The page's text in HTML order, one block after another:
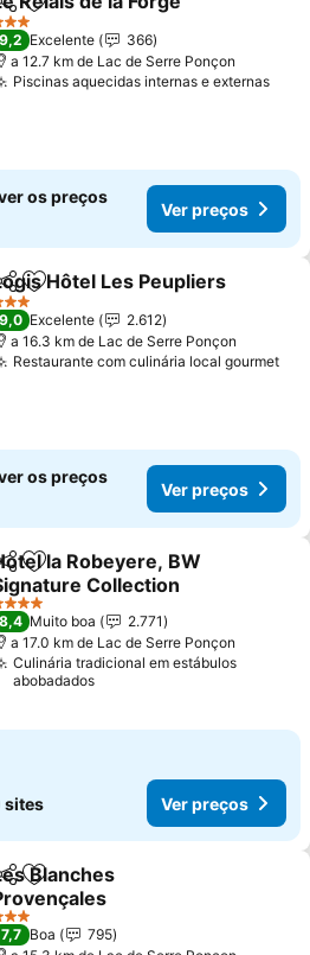
Adicionar aos favoritos
Estrelas
9,2 Excelente
366
a 12.7 km de Lac de Serre Ponçon
Piscinas aquecidas internas e externasVer
os preços
Ver preços
Adicionar aos favoritos
Hôtel Les Peupliers
Estrelas
9,0 Excelente
2.612
a 16.3 km de Lac de Serre Ponçon
Restaurante com culinária local gourmet
os preços
Ver preços
Adicionar aos favoritos
la Robeyere, BW
Collection
preços
Estrelas
8,4 Muito boa
2.771
a 17.0 km de Lac de Serre Ponçon
Culinária tradicional em estábulos
abobadados
sites Ver preços
Adicionar aos favoritos
Blanches
preços
Estrelas
7,7 Boa
795